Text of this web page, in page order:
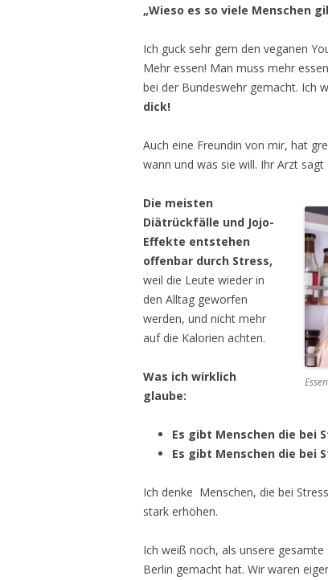
„Wieso es so viele Menschen
Ich guck sehr gern den veganen
Mehr essen! Man muss mehr
bei der Bundeswehr gemacht. Ich
dick!
Auch eine Freundin von mir, hat
wann und was sie will. Ihr Arzt sagt
Die meisten
Diätrückfälle und Jojo-
Effekte entstehen
offenbar durch Stress,
weil die Leute wieder in
den Alltag geworfen
werden, und nicht mehr
auf die Kalorien achten.
Was ich wirklich
glaube:
Es gibt Menschen die bei
Es gibt Menschen die bei
Ich denke Menschen, die bei
stark erhöhen.
Ich weiß noch, als unsere
Berlin gemacht hat. Wir waren